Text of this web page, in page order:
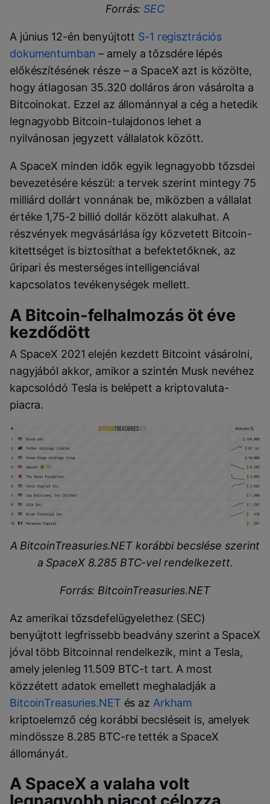
Forrás: SEC
A június 12-én benyújtott S-1 regisztrációs
dokumentumban – amely a tőzsdére lépés
előkészítésének része – a SpaceX azt is közölte,
hogy átlagosan 35.320 dolláros áron vásárolta a
Bitcoinokat. Ezzel az állománnyal a cég a hetedik
legnagyobb Bitcoin-tulajdonos lehet a
nyilvánosan jegyzett vállalatok között.
A SpaceX minden idők egyik legnagyobb tőzsdei
bevezetésére készül: a tervek szerint mintegy 75
milliárd dollárt vonnának be, miközben a vállalat
értéke 1,75-2 billió dollár között alakulhat. A
részvények megvásárlása így közvetett Bitcoin-
kitettséget is biztosíthat a befektetőknek, az
űripari és mesterséges intelligenciával
kapcsolatos tevékenységek mellett.
A Bitcoin-felhalmozás öt éve
kezdődött
A SpaceX 2021 elején kezdett Bitcoint vásárolni,
nagyjából akkor, amikor a szintén Musk nevéhez
kapcsolódó Tesla is belépett a kriptovaluta-
piacra.
A BitcoinTreasuries.NET korábbi becslése szerint
a SpaceX 8.285 BTC-vel rendelkezett.
Forrás: BitcoinTreasuries.NET
Az amerikai tőzsdefelügyelethez (SEC)
benyújtott legfrissebb beadvány szerint a SpaceX
jóval több Bitcoinnal rendelkezik, mint a Tesla,
amely jelenleg 11.509 BTC-t tart. A most
közzétett adatok emellett meghaladják a
BitcoinTreasuries.NET és az Arkham
kriptoelemző cég korábbi becsléseit is, amelyek
mindössze 8.285 BTC-re tették a SpaceX
állományát.
A SpaceX a valaha volt